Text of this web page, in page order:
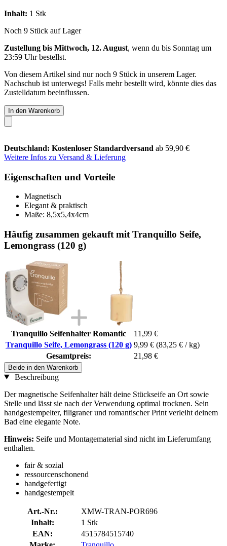
Inhalt: 1 Stk
Noch 9 Stück auf Lager
Zustellung bis Mittwoch, 12. August, wenn du bis Sonntag um
23:59 Uhrbestellst.
Von diesem Artikel sind nur noch 9 Stück in unserem Lager.
Nachschub ist unterwegs! Falls mehr bestellt wird, könnte dies das
Zustelldatum beeinflussen.
In den Warenkorb
Deutschland: Kostenloser Standardversand ab 59,90 €
Weitere Infos zu Versand & Lieferung
Eigenschaften und Vorteile
Magnetisch
Elegant & praktisch
Maße: 8,5x5,4x4cm
Häufig zusammen gekauft mit Tranquillo Seife,
Lemongrass (120 g)
Tranquillo Seifenhalter Romantic
11,99 €
Tranquillo Seife, Lemongrass (120 g) 9,99 € (83,25 € / kg)
Gesamtpreis:
21,98 €
Beide in den Warenkorb
Beschreibung
Der magnetische Seifenhalter hält deine Stückseife an Ort sowie
Stelle und lässt sie nach der Verwendung optimal trocknen. Sein
handgestempelter, filigraner und romantischer Print verleiht deinem
Bad eine elegante Note.
Hinweis: Seife und Montagematerial sind nicht im Lieferumfang
enthalten.
fair & sozial
ressourcenschonend
handgefertigt
handgestempelt
Art.-Nr.:
XMW-TRAN-POR696
Inhalt:
1 Stk
EAN:
4515784515740